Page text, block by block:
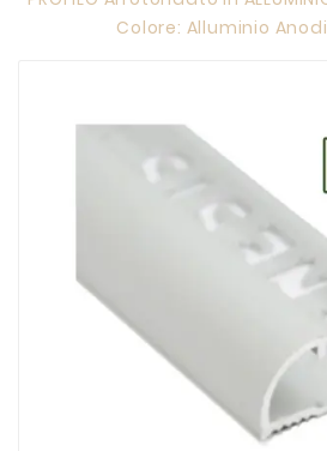
Colore: Alluminio